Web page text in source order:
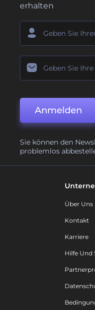
erhalten
Anmelden
Sie können den
problemlos
Über Uns
Kontakt
Karriere
Hilfe Und